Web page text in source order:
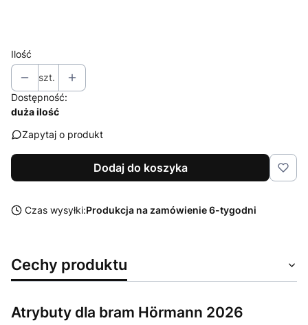
Ilość
szt.
Dostępność:
duża ilość
Zapytaj o produkt
Dodaj do koszyka
Czas wysyłki:Produkcja na zamówienie 6-tygodni
Cechy produktu
Atrybuty dla bram Hörmann 2026